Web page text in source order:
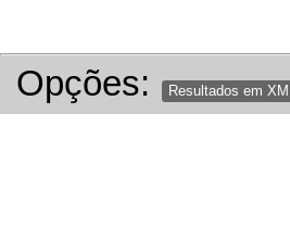
Opções: Resultados em XML